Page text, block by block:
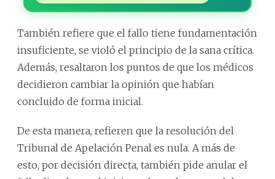
También refiere que el fallo tiene fundamentación
insuficiente, se violó el principio de la sana crítica.
Además, resaltaron los puntos de que los médicos
decidieron cambiar la opinión que habían
concluido de forma inicial.
De esta manera, refieren que la resolución del
Tribunal de Apelación Penal es nula. A más de
esto, por decisión directa, también pide anular el